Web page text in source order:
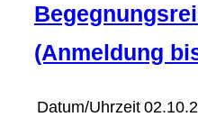
(Anmeldung
Datum/Uhrzeit